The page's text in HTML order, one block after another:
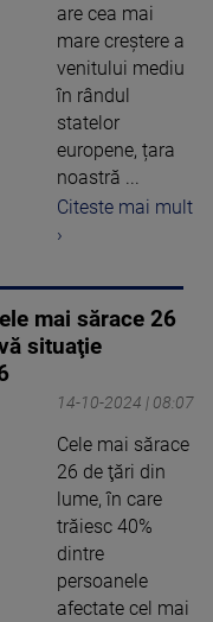
are cea mai
mare creștere a
venitului mediu
în rândul
statelor
europene, țara
noastră ...
Citeste mai mult
›
mai sărace 26
situaţie
14-10-2024 | 08:07
Cele mai sărace
26 de ţări din
lume, în care
trăiesc 40%
dintre
persoanele
afectate cel mai